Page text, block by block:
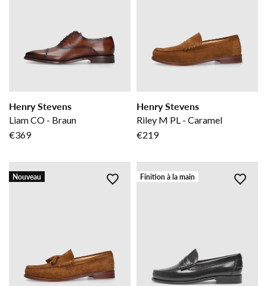
Henry Stevens
Liam CO - Braun
€369
Henry Stevens
Riley M PL - Caramel
€219
Nouveau Finition à la main